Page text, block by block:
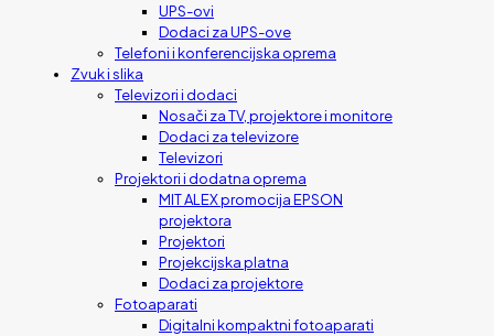
UPS-ovi
Dodaci za UPS-ove
Telefoni i konferencijska oprema
Zvuk i slika
Televizori i dodaci
Nosači za TV, projektore i monitore
Dodaci za televizore
Televizori
Projektori i dodatna oprema
MIT ALEX promocija EPSON
projektora
Projektori
Projekcijska platna
Dodaci za projektore
Fotoaparati
Digitalni kompaktni fotoaparati